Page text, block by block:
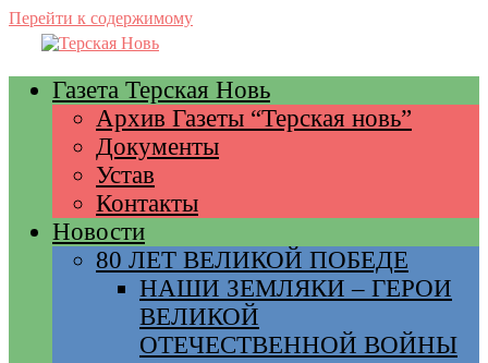
Перейти к содержимому
Газета Терская Новь
Архив Газеты “Терская новь”
Документы
Устав
Контакты
Новости
80 ЛЕТ ВЕЛИКОЙ ПОБЕДЕ
НАШИ ЗЕМЛЯКИ – ГЕРОИ
ВЕЛИКОЙ
ОТЕЧЕСТВЕННОЙ ВОЙНЫ